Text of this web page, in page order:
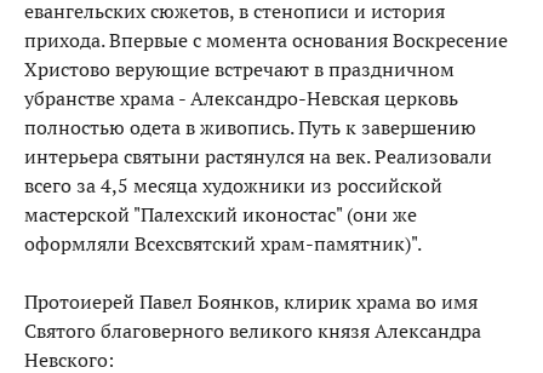
евангельских сюжетов, в стенописи и история
прихода. Впервые с момента основания Воскресение
Христово верующие встречают в праздничном
убранстве храма - Александро-Невская церковь
полностью одета в живопись. Путь к завершению
интерьера святыни растянулся на век. Реализовали
всего за 4,5 месяца художники из российской
мастерской "Палехский иконостас" (они же
оформляли Всехсвятский храм-памятник)".
Протоиерей Павел Боянков, клирик храма во имя
Святого благоверного великого князя Александра
Невского: